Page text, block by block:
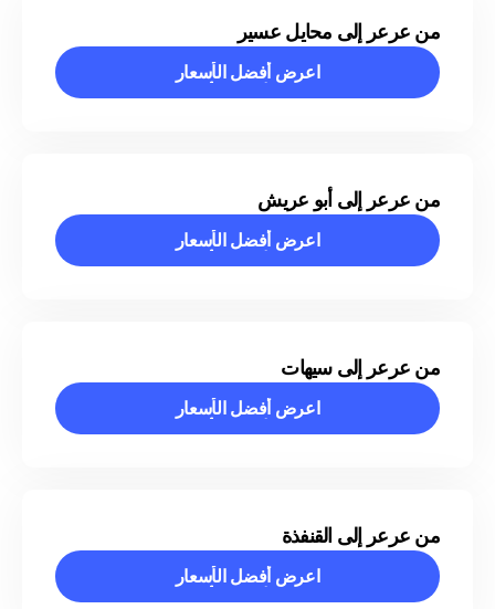
من عرعر إلى محايل عسير
اعرض أفضل الأسعار
اعرض أفضل الأسعار
من عرعر إلى أبو عريش
اعرض أفضل الأسعار
اعرض أفضل الأسعار
من عرعر إلى سيهات
اعرض أفضل الأسعار
اعرض أفضل الأسعار
من عرعر إلى القنفذة
اعرض أفضل الأسعار
اعرض أفضل الأسعار